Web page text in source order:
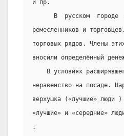
и пр.
В  русском  городе
ремесленников и
торговых рядов. Члены
вносили определённый
В условиях
неравенство на посаде.
верхушка («лучшие»
«лучшие» и «середние»
.